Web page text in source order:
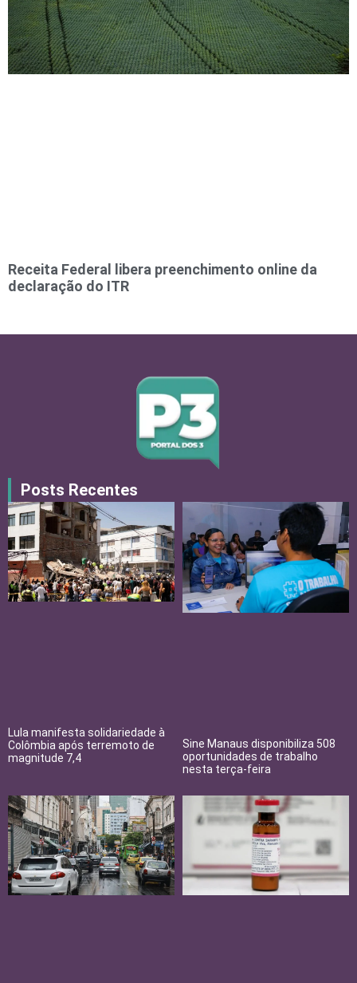
Receita Federal libera preenchimento online da
declaração do ITR
Posts Recentes
Lula manifesta solidariedade à
Colômbia após terremoto de
magnitude 7,4
Sine Manaus disponibiliza 508
oportunidades de trabalho
nesta terça-feira